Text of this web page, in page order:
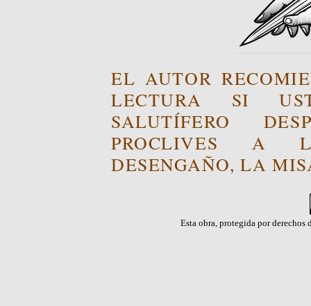
EL AUTOR
LECTURA SI
SALUTÍFERO
PROCLIVES A
DESENGAÑO, LA
Esta obra, protegida por derechos